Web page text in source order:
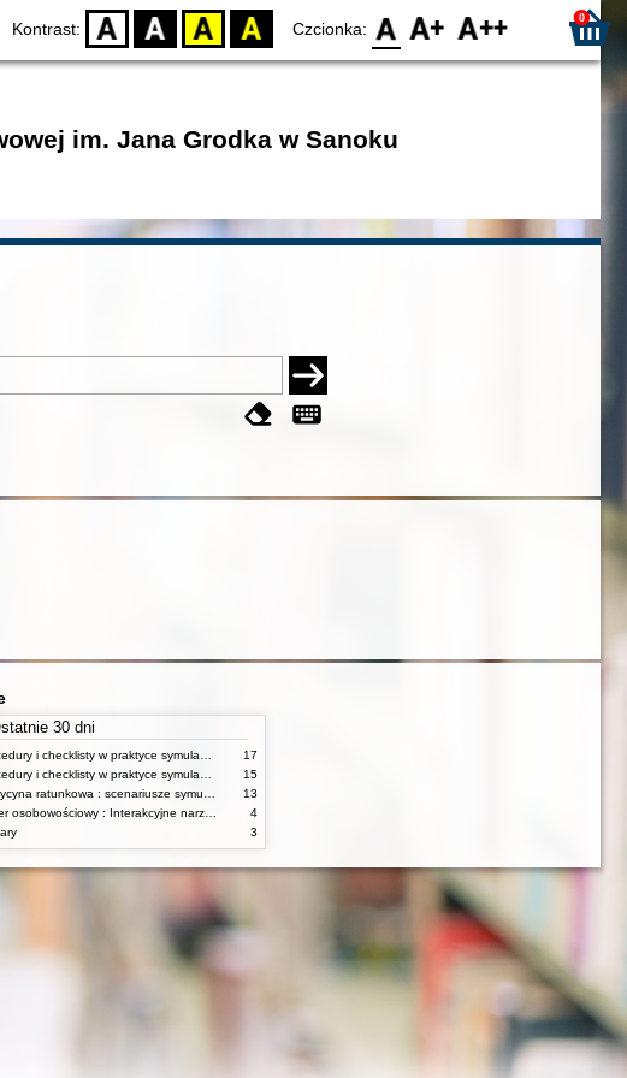
Kontrast: D BW YB BY Czcionka: F0 F1 F2 0
im. Jana Grodka w Sanoku
30 dni
17
15
13
4
3